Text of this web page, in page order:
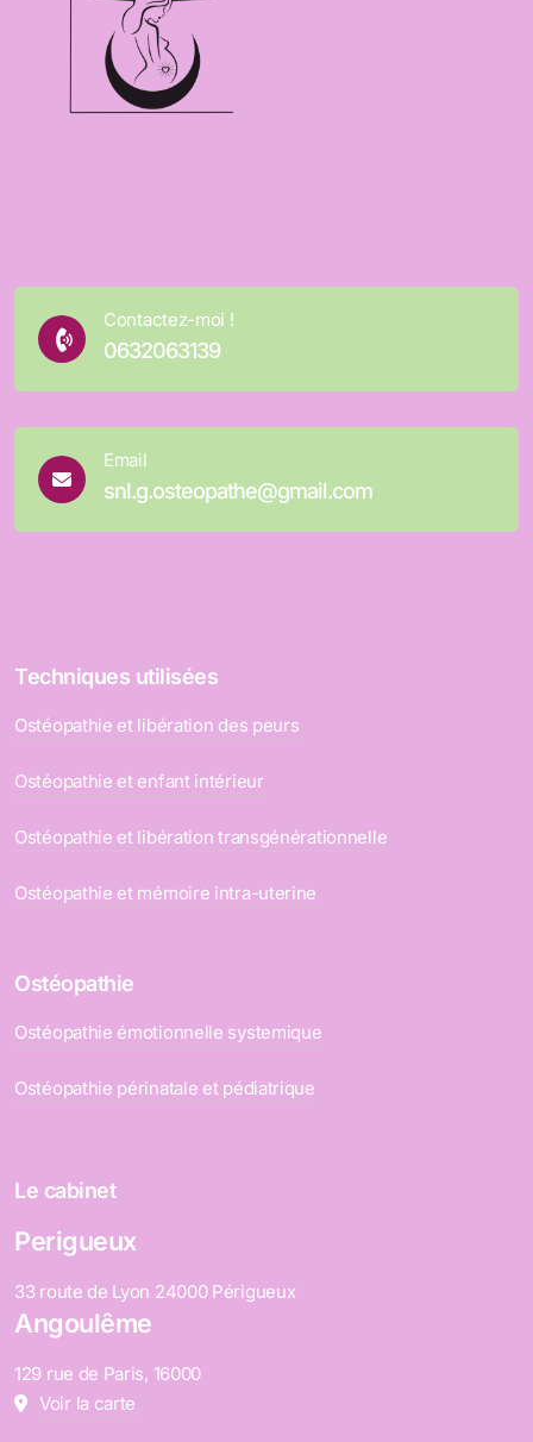
Contactez-moi !
0632063139
Email
snl.g.osteopathe@gmail.com
Techniques utilisées
Ostéopathie et libération des peurs
Ostéopathie et enfant intérieur
Ostéopathie et libération transgénérationnelle
Ostéopathie et mémoire intra-uterine
Ostéopathie
Ostéopathie émotionnelle systemique
Ostéopathie périnatale et pédiatrique
Le cabinet
Perigueux
33 route de Lyon 24000 Périgueux
Angoulême
129 rue de Paris, 16000
Voir la carte